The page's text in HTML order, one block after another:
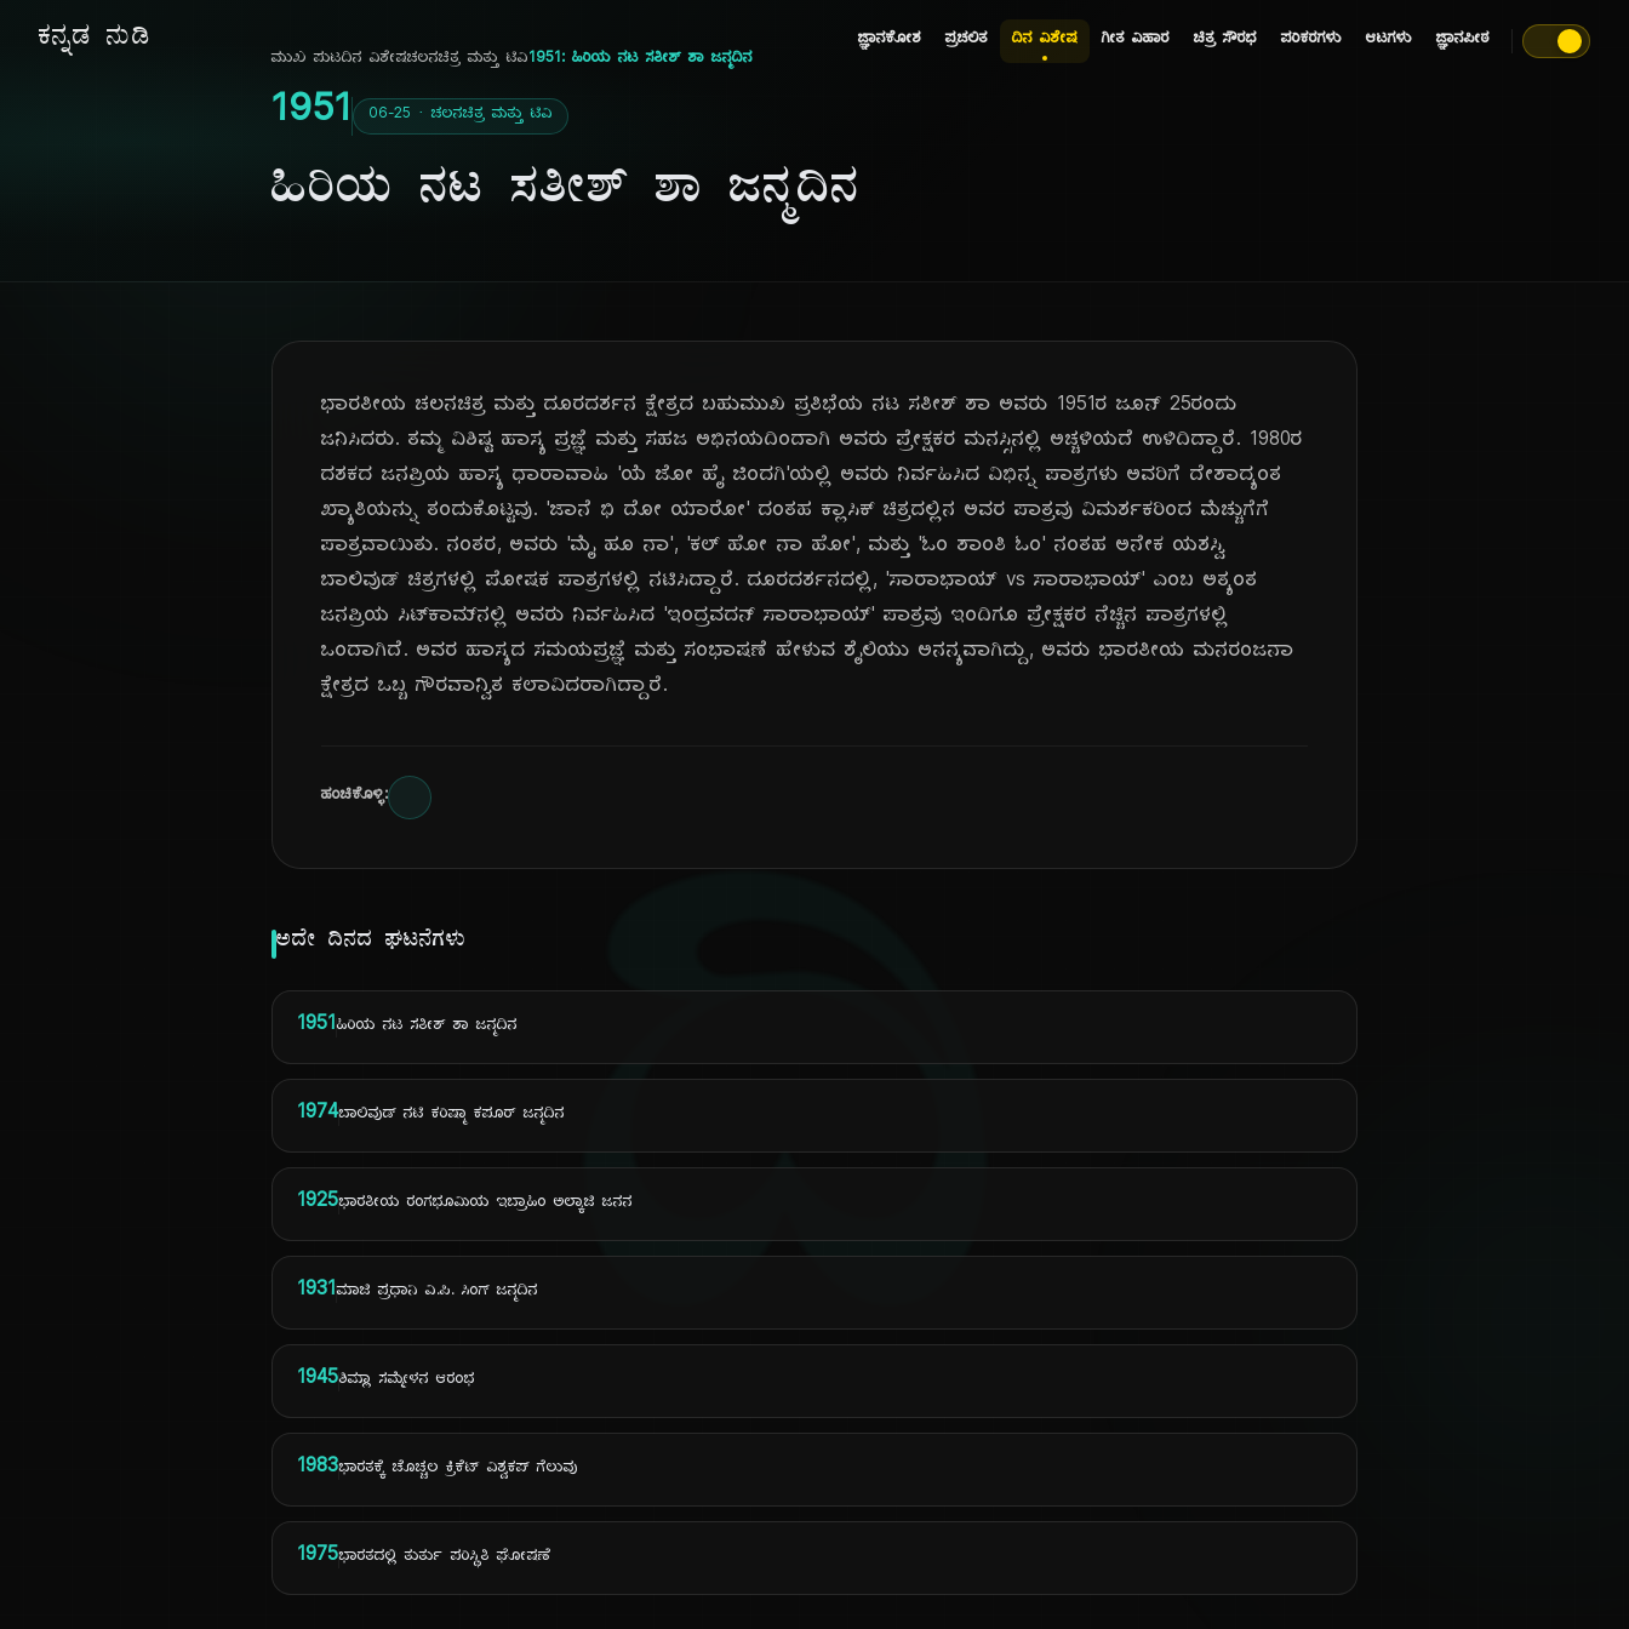
ಕನ್ನಡ ನುಡಿ ಜ್ಞಾನಕೋಶ ಪ್ರಚಲಿತ ದಿನ ವಿಶೇಷ ಗೀತ ವಿಹಾರ ಚಿತ್ರ ಸೌರಭ ಪರಿಕರಗಳು ಆಟಗಳು ಜ್ಞಾನಪೀಠ
ದಿ
ಮುಖ ಪುಟದಿನ ವಿಶೇಷಚಲನಚಿತ್ರ ಮತ್ತು ಟಿವಿ1951: ಹಿರಿಯ ನಟ ಸತೀಶ್ ಶಾ ಜನ್ಮದಿನ
1951 06-25 · ಚಲನಚಿತ್ರ ಮತ್ತು ಟಿವಿ
ಹಿರಿಯ ನಟ ಸತೀಶ್ ಶಾ ಜನ್ಮದಿನ
ಭಾರತೀಯ ಚಲನಚಿತ್ರ ಮತ್ತು ದೂರದರ್ಶನ ಕ್ಷೇತ್ರದ ಬಹುಮುಖ ಪ್ರತಿಭೆಯ ನಟ ಸತೀಶ್ ಶಾ ಅವರು 1951ರ ಜೂನ್ 25ರಂದು
ಜನಿಸಿದರು. ತಮ್ಮ ವಿಶಿಷ್ಟ ಹಾಸ್ಯ ಪ್ರಜ್ಞೆ ಮತ್ತು ಸಹಜ ಅಭಿನಯದಿಂದಾಗಿ ಅವರು ಪ್ರೇಕ್ಷಕರ ಮನಸ್ಸಿನಲ್ಲಿ ಅಚ್ಚಳಿಯದೆ ಉಳಿದಿದ್ದಾರೆ. 1980ರ
ದಶಕದ ಜನಪ್ರಿಯ ಹಾಸ್ಯ ಧಾರಾವಾಹಿ 'ಯೆ ಜೋ ಹೈ ಜಿಂದಗಿ'ಯಲ್ಲಿ ಅವರು ನಿರ್ವಹಿಸಿದ ವಿಭಿನ್ನ ಪಾತ್ರಗಳು ಅವರಿಗೆ ದೇಶಾದ್ಯಂತ
ಖ್ಯಾತಿಯನ್ನು ತಂದುಕೊಟ್ಟವು. 'ಜಾನೆ ಭಿ ದೋ ಯಾರೋ' ದಂತಹ ಕ್ಲಾಸಿಕ್ ಚಿತ್ರದಲ್ಲಿನ ಅವರ ಪಾತ್ರವು ವಿಮರ್ಶಕರಿಂದ ಮೆಚ್ಚುಗೆಗೆ
ಪಾತ್ರವಾಯಿತು. ನಂತರ, ಅವರು 'ಮೈ ಹೂ ನಾ', 'ಕಲ್ ಹೋ ನಾ ಹೋ', ಮತ್ತು 'ಓಂ ಶಾಂತಿ ಓಂ' ನಂತಹ ಅನೇಕ ಯಶಸ್ವಿ
ಬಾಲಿವುಡ್ ಚಿತ್ರಗಳಲ್ಲಿ ಪೋಷಕ ಪಾತ್ರಗಳಲ್ಲಿ ನಟಿಸಿದ್ದಾರೆ. ದೂರದರ್ಶನದಲ್ಲಿ, 'ಸಾರಾಭಾಯ್ vs ಸಾರಾಭಾಯ್' ಎಂಬ ಅತ್ಯಂತ
ಜನಪ್ರಿಯ ಸಿಟ್‌ಕಾಮ್‌ನಲ್ಲಿ ಅವರು ನಿರ್ವಹಿಸಿದ 'ಇಂದ್ರವದನ್ ಸಾರಾಭಾಯ್' ಪಾತ್ರವು ಇಂದಿಗೂ ಪ್ರೇಕ್ಷಕರ ನೆಚ್ಚಿನ ಪಾತ್ರಗಳಲ್ಲಿ
ಒಂದಾಗಿದೆ. ಅವರ ಹಾಸ್ಯದ ಸಮಯಪ್ರಜ್ಞೆ ಮತ್ತು ಸಂಭಾಷಣೆ ಹೇಳುವ ಶೈಲಿಯು ಅನನ್ಯವಾಗಿದ್ದು, ಅವರು ಭಾರತೀಯ ಮನರಂಜನಾ
ಕ್ಷೇತ್ರದ ಒಬ್ಬ ಗೌರವಾನ್ವಿತ ಕಲಾವಿದರಾಗಿದ್ದಾರೆ.
ಹಂಚಿಕೊಳ್ಳಿ:
ಅದೇ ದಿನದ ಘಟನೆಗಳು
1951ಹಿರಿಯ ನಟ ಸತೀಶ್ ಶಾ ಜನ್ಮದಿನ
1974ಬಾಲಿವುಡ್ ನಟಿ ಕರಿಷ್ಮಾ ಕಪೂರ್ ಜನ್ಮದಿನ
1925ಭಾರತೀಯ ರಂಗಭೂಮಿಯ ಇಬ್ರಾಹಿಂ ಅಲ್ಕಾಜಿ ಜನನ
1931ಮಾಜಿ ಪ್ರಧಾನಿ ವಿ.ಪಿ. ಸಿಂಗ್ ಜನ್ಮದಿನ
1945ಶಿಮ್ಲಾ ಸಮ್ಮೇಳನ ಆರಂಭ
1983ಭಾರತಕ್ಕೆ ಚೊಚ್ಚಲ ಕ್ರಿಕೆಟ್ ವಿಶ್ವಕಪ್ ಗೆಲುವು
1975ಭಾರತದಲ್ಲಿ ತುರ್ತು ಪರಿಸ್ಥಿತಿ ಘೋಷಣೆ